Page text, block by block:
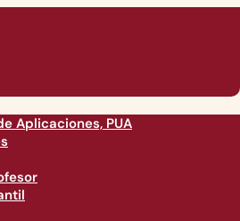
Aplicaciones, PUA